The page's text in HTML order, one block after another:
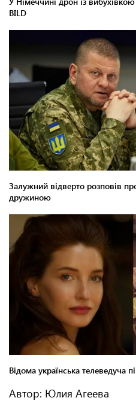
Автор: Юлия Агеева